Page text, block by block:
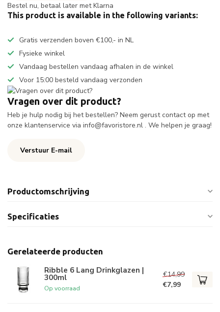
Bestel nu, betaal later met Klarna
This product is available in the following variants:
Gratis verzenden boven €100,- in NL
Fysieke winkel
Vandaag bestellen vandaag afhalen in de winkel
Voor 15:00 besteld vandaag verzonden
Vragen over dit product?
Heb je hulp nodig bij het bestellen? Neem gerust contact op met
onze klantenservice via info@favoristore.nl . We helpen je graag!
Verstuur E-mail
Productomschrijving
Specificaties
Gerelateerde producten
Ribble 6 Lang Drinkglazen |
300ml
Op voorraad
€14,99
€7,99